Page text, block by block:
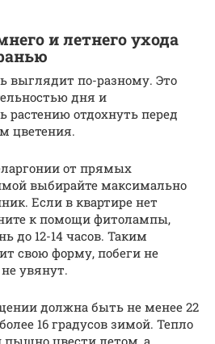
и летнего ухода
выглядит по-разному. Это
дня и
растению отдохнуть перед
цветения.
от прямых
выбирайте максимально
Если в квартире нет
к помощи фитолампы,
до 12-14 часов. Таким
свою форму, побеги не
увянут.
должна быть не менее 22
16 градусов зимой. Тепло